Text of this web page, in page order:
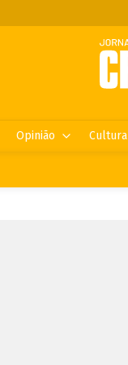
Opinião Cultura